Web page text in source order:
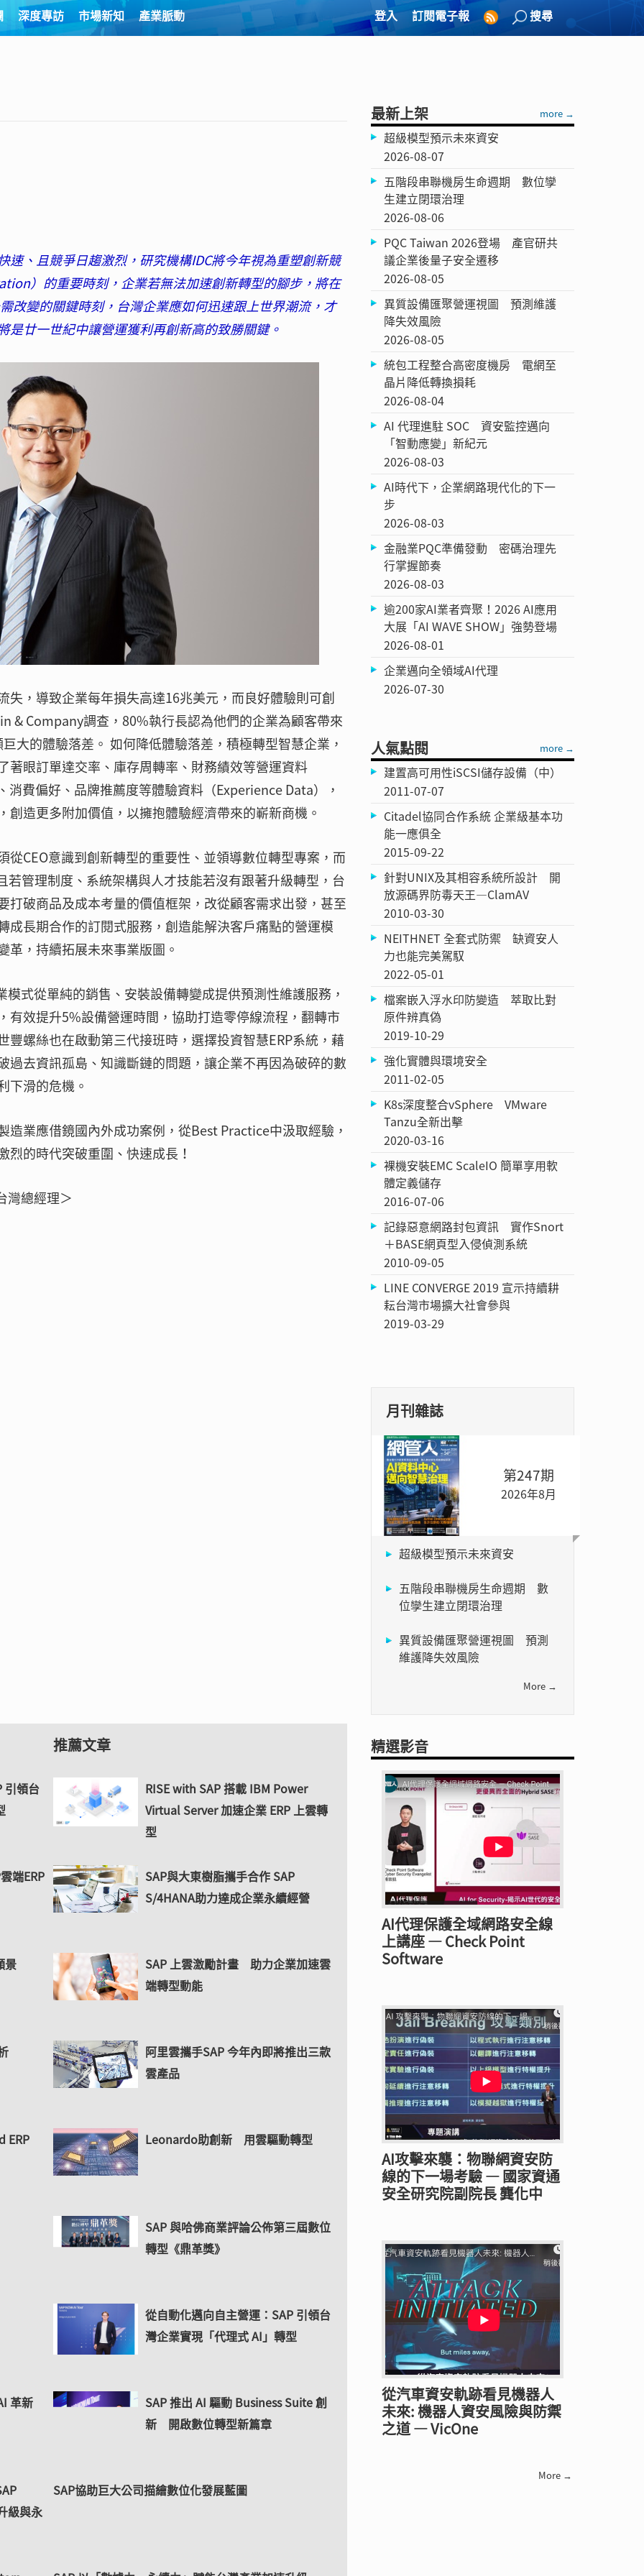
深度專訪 市場新知 產業脈動 登入 訂閱電子報 搜尋
、且競爭日趨激烈，研究機構IDC將今年視為重塑創新競
）的重要時刻，企業若無法加速創新轉型的腳步，將在
改變的關鍵時刻，台灣企業應如何迅速跟上世界潮流，才
廿一世紀中讓營運獲利再創新高的致勝關鍵。
失，導致企業每年損失高達16兆美元，而良好體驗則可創
& Company調查，80%執行長認為他們的企業為顧客帶來
大的體驗落差。 如何降低體驗落差，積極轉型智慧企業，
著眼訂單達交率、庫存周轉率、財務績效等營運資料
費偏好、品牌推薦度等體驗資料（Experience Data），
造更多附加價值，以擁抱體驗經濟帶來的嶄新商機。
CEO意識到創新轉型的重要性、並領導數位轉型專案，而
管理制度、系統架構與人才技能若沒有跟著升級轉型，台
打破商品及成本考量的價值框架，改從顧客需求出發，甚至
成長期合作的訂閱式服務，創造能解決客戶痛點的營運模
革，持續拓展未來事業版圖。
式從單純的銷售、安裝設備轉變成提供預測性維護服務，
有效提升5%設備營運時間，協助打造零停線流程，翻轉市
螺絲也在啟動第三代接班時，選擇投資智慧ERP系統，藉
過去資訊孤島、知識斷鏈的問題，讓企業不再因為破碎的數
下滑的危機。
業應借鏡國內外成功案例，從Best Practice中汲取經驗，
的時代突破重圍、快速成長！
灣總經理＞
引領台
端ERP
景
ERP
革新
級與永
推薦文章
RISE with SAP 搭載 IBM Power
Virtual Server 加速企業 ERP 上雲轉
型
SAP與大東樹脂攜手合作 SAP
S/4HANA助力達成企業永續經營
SAP 上雲激勵計畫 助力企業加速雲
端轉型動能
阿里雲攜手SAP 今年內即將推出三款
雲產品
Leonardo助創新 用雲驅動轉型
SAP 與哈佛商業評論公佈第三屆數位
轉型《鼎革獎》
從自動化邁向自主營運：SAP 引領台
灣企業實現「代理式 AI」轉型
SAP 推出 AI 驅動 Business Suite 創
新 開啟數位轉型新篇章
SAP協助巨大公司描繪數位化發展藍圖
最新上架 more →
超級模型預示未來資安
2026-08-07
五階段串聯機房生命週期 數位孿
生建立閉環治理
2026-08-06
PQC Taiwan 2026登場 產官研共
議企業後量子安全遷移
2026-08-05
異質設備匯聚營運視圖 預測維護
降失效風險
2026-08-05
統包工程整合高密度機房 電網至
晶片降低轉換損耗
2026-08-04
AI 代理進駐 SOC 資安監控邁向
「智動應變」新紀元
2026-08-03
AI時代下，企業網路現代化的下一
步
2026-08-03
金融業PQC準備發動 密碼治理先
行掌握節奏
2026-08-03
逾200家AI業者齊聚！2026 AI應用
大展「AI WAVE SHOW」強勢登場
2026-08-01
企業邁向全領域AI代理
2026-07-30
人氣點閱 more →
建置高可用性iSCSI儲存設備（中）
2011-07-07
Citadel協同合作系統 企業級基本功
能一應俱全
2015-09-22
針對UNIX及其相容系統所設計 開
放源碼界防毒天王—ClamAV
2010-03-30
NEITHNET 全套式防禦 缺資安人
力也能完美駕馭
2022-05-01
檔案嵌入浮水印防變造 萃取比對
原件辨真偽
2019-10-29
強化實體與環境安全
2011-02-05
K8s深度整合vSphere VMware
Tanzu全新出擊
2020-03-16
裸機安裝EMC ScaleIO 簡單享用軟
體定義儲存
2016-07-06
記錄惡意網路封包資訊 實作Snort
＋BASE網頁型入侵偵測系統
2010-09-05
LINE CONVERGE 2019 宣示持續耕
耘台灣市場擴大社會參與
2019-03-29
月刊雜誌
第247期
2026年8月
超級模型預示未來資安
五階段串聯機房生命週期 數
位孿生建立閉環治理
異質設備匯聚營運視圖 預測
維護降失效風險
More →
精選影音
AI代理保護全域網路安全線
上講座 — Check Point
Software
AI攻擊來襲：物聯網資安防
線的下一場考驗 — 國家資通
安全研究院副院長 龔化中
從汽車資安軌跡看見機器人
未來: 機器人資安風險與防禦
之道 — VicOne
More →